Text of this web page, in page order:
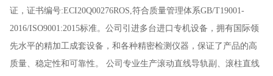
证，证书编号:ECI20Q00276ROS,符合质量管理体系GB/T19001-
2016/ISO9001:2015标准。公司引进多台进口专机设备，拥有国际领
先水平的精加工成套设备，和各种精密检测仪器，保证了产品的高
质量、稳定性和可靠性。 公司专业生产滚动直线导轨副、滚柱直线